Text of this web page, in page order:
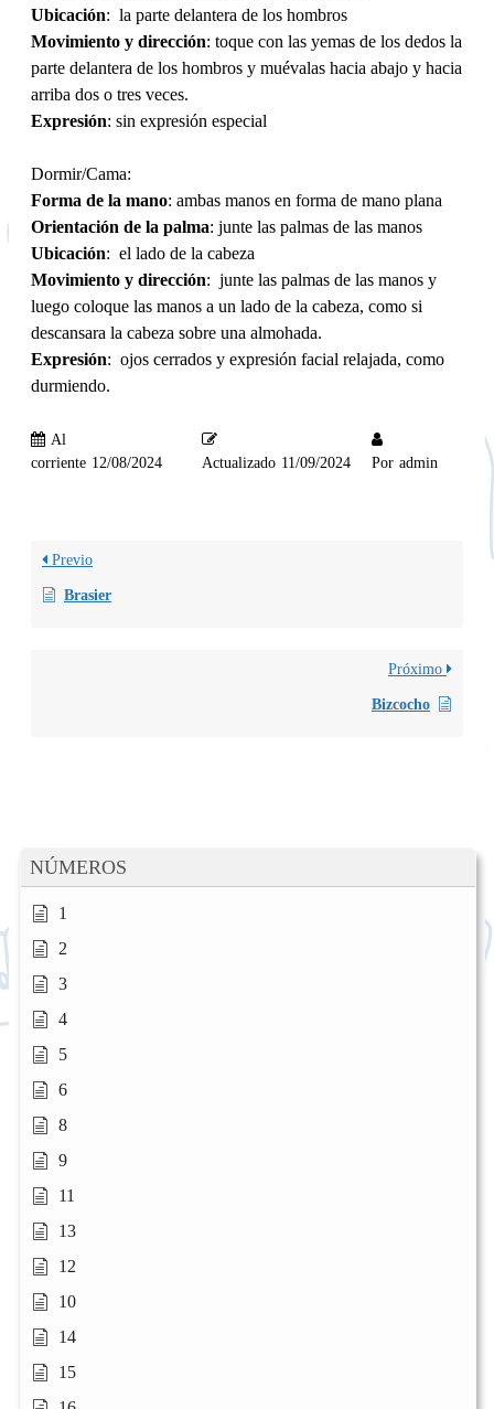
NÚMEROS
1
2
3
4
5
6
8
9
11
13
12
10
14
15
Ubicación: la parte delantera de los hombros
Movimiento y dirección: toque con las yemas de los dedos la
parte delantera de los hombros y muévalas hacia abajo y hacia
arriba dos o tres veces.
Expresión: sin expresión especial
Dormir/Cama:
Forma de la mano: ambas manos en forma de mano plana
Orientación de la palma: junte las palmas de las manos
Ubicación: el lado de la cabeza
Movimiento y dirección: junte las palmas de las manos y
luego coloque las manos a un lado de la cabeza, como si
descansara la cabeza sobre una almohada.
Expresión: ojos cerrados y expresión facial relajada, como
durmiendo.
Al
corriente 12/08/2024 Actualizado 11/09/2024 Por admin
Previo
Brasier
Próximo
Bizcocho